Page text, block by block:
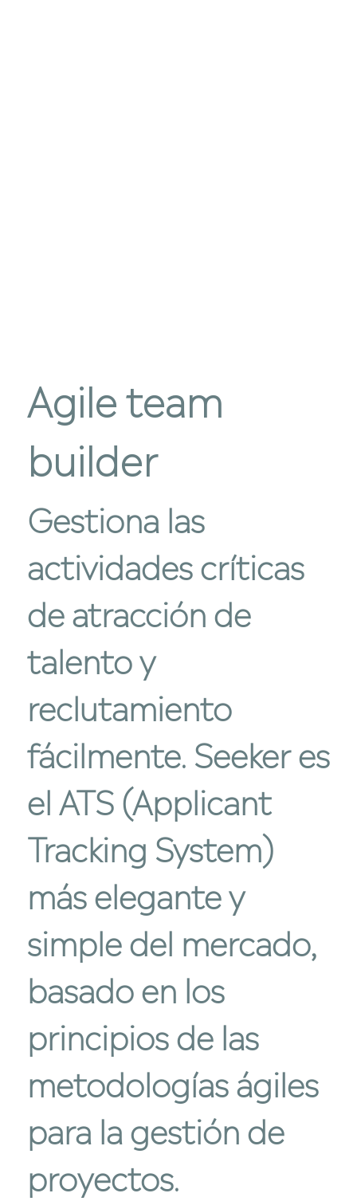
Agile team
builder
Gestiona las
actividades críticas
deatracción de
talentoy
reclutamiento
fácilmente. Seeker es
el ATS(Applicant
Tracking System)
más elegante y
simple del mercado,
basado en los
principios de las
metodologías ágiles
para la gestión de
proyectos.